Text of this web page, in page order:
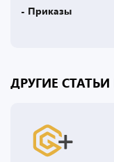
- Приказы
ДРУГИЕ